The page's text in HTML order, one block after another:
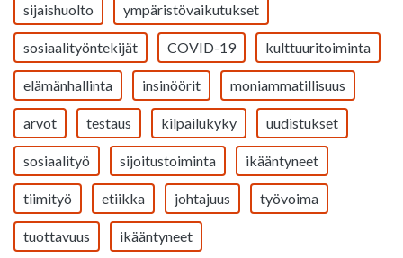
sijaishuolto ympäristövaikutukset
sosiaalityöntekijät COVID-19 kulttuuritoiminta
elämänhallinta insinöörit moniammatillisuus
arvot testaus kilpailukyky uudistukset
sosiaalityö sijoitustoiminta ikääntyneet
tiimityö etiikka johtajuus työvoima
tuottavuus ikääntyneet